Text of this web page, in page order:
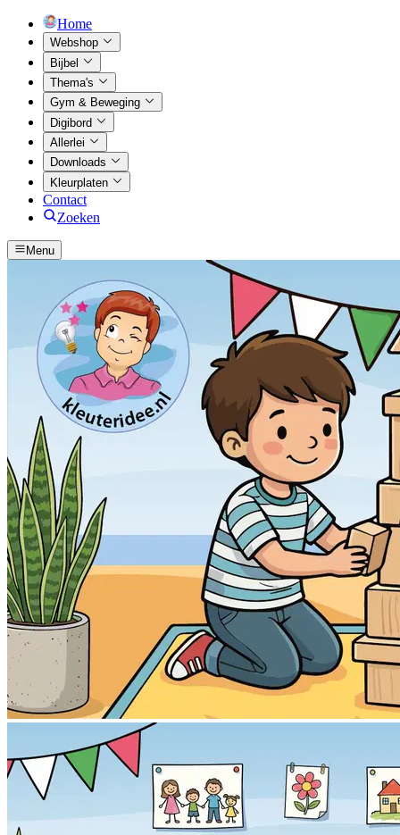
Home
Webshop
Bijbel
Thema's
Gym & Beweging
Digibord
Allerlei
Downloads
Kleurplaten
Contact
Zoeken
Menu